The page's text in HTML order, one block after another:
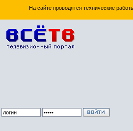
На сайте проводятся технические